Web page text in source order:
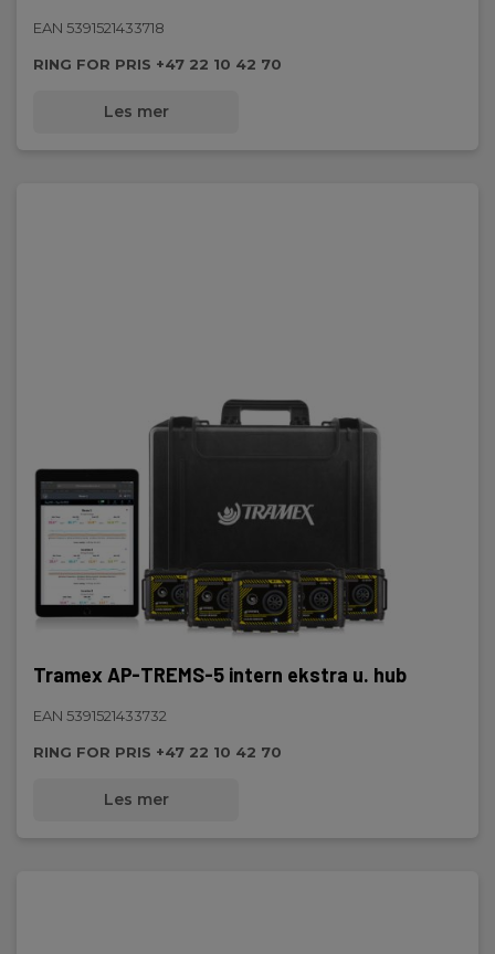
EAN 5391521433718
RING FOR PRIS +47 22 10 42 70
Les mer
Tramex AP-TREMS-5 intern ekstra u. hub
EAN 5391521433732
RING FOR PRIS +47 22 10 42 70
Les mer